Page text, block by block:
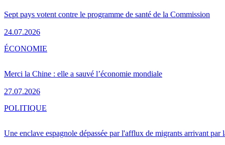
Sept pays votent contre le programme de santé de la Commission
24.07.2026
Merci la Chine : elle a sauvé l’économie mondiale
27.07.2026
ÉCONOMIE
Une enclave espagnole dépassée par l'afflux de migrants arrivant par
POLITIQUE